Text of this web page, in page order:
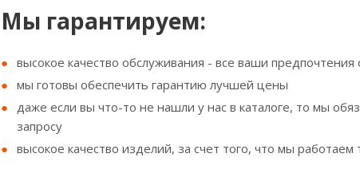
Мы гарантируем:
высокое качество обслуживания - все ваши
мы готовы обеспечить гарантию лучшей цены
даже если вы что-то не нашли у нас в каталоге, то мы
запросу
высокое качество изделий, за счет того, что мы